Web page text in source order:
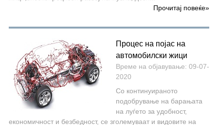
Прочитај повеќе»
Процес на појас на
автомобилски жици
Време на објавување: 09-07-
2020
Со континуираното
подобрување на барањата
на луѓето за удобност,
економичност и безбедност, се зголемуваат и видовите на